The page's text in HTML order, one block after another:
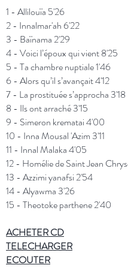
1 - Allilouïa 5'26
2 - Innalmar'ah 6'22
3 - Baïnama 2'29
4 - Voici l’époux qui vient 8'25
5 - Ta chambre nuptiale 1'46
6 - Alors qu’il s’avançait 4'12
7 - La prostituée s’approcha 3'18
8 - Ils ont arraché 3'15
9 - Simeron krematai 4'00
10 - Inna Mousal 'Azim 3'11
11 - Innal Malaka 4'05
12 - Homélie de Saint Jean
13 - Azzimi yanafsi 2'54
14 - Alyawma 3'26
15 - Theotoke parthene 2'40
ACHETERCD
TELECHARGER
ECOUTER